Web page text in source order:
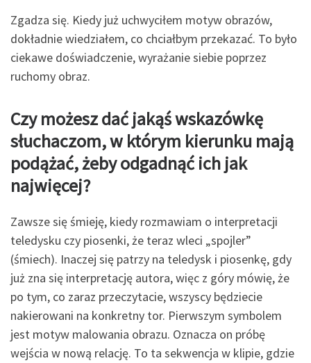
Zgadza się. Kiedy już uchwyciłem motyw obrazów,
dokładnie wiedziałem, co chciałbym przekazać. To było
ciekawe doświadczenie, wyrażanie siebie poprzez
ruchomy obraz.
Czy możesz dać jakąś wskazówkę
słuchaczom, w którym kierunku mają
podążać, żebyodgadnąć ich jak
najwięcej?
Zawsze się śmieję, kiedy rozmawiam o interpretacji
teledysku czy piosenki, że teraz wleci „spojler”
(śmiech). Inaczej się patrzy na teledysk i piosenkę, gdy
już zna się interpretację autora, więc z góry mówię, że
po tym, co zaraz przeczytacie, wszyscy będziecie
nakierowani na konkretny tor. Pierwszym symbolem
jest motyw malowania obrazu. Oznacza on próbę
wejścia w nową relację. To ta sekwencja w klipie, gdzie